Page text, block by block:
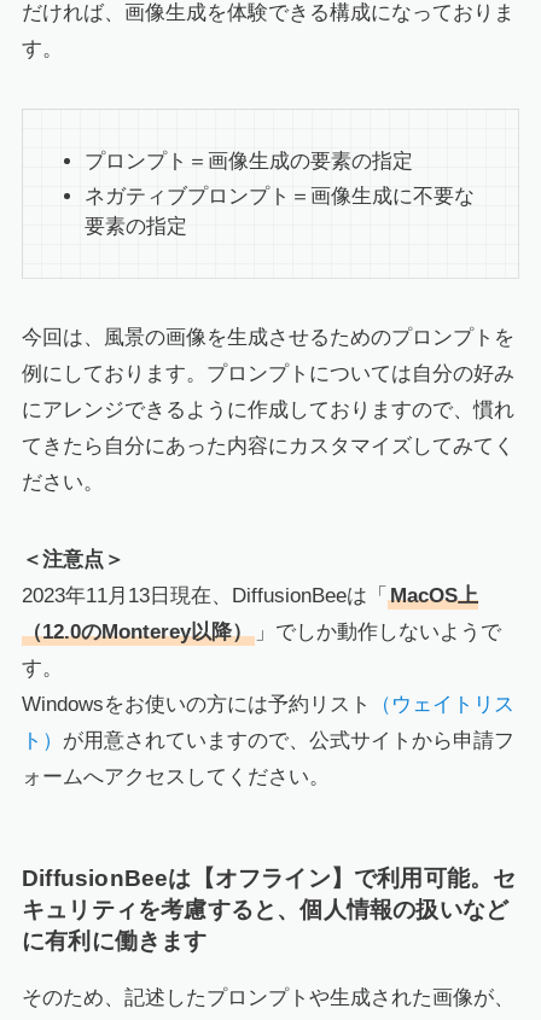
だければ、画像生成を体験できる構成になっておりま
す。
プロンプト＝画像生成の要素の指定
ネガティブプロンプト＝画像生成に不要な
要素の指定
今回は、風景の画像を生成させるためのプロンプトを
例にしております。プロンプトについては自分の好み
にアレンジできるように作成しておりますので、慣れ
てきたら自分にあった内容にカスタマイズしてみてく
ださい。
＜注意点＞
2023年11月13日現在、DiffusionBeeは「 MacOS上
（12.0のMonterey以降）」でしか動作しないようで
す。
Windowsをお使いの方には予約リスト
（ウェイトリス
ト） が用意されていますので、公式サイトから申請フ
ォームへアクセスしてください。
DiffusionBeeは【オフライン】で利用可能。セ
キュリティを考慮すると、個人情報の扱いなど
に有利に働きます
そのため、記述したプロンプトや生成された画像が、